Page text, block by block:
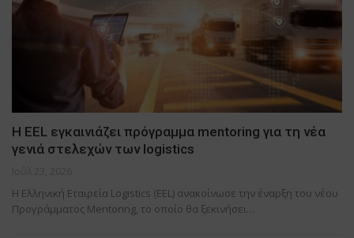
Η ΕΕL εγκαινιάζει πρόγραμμα mentoring για τη νέα
γενιά στελεχών των logistics
Η Ελληνική Εταιρεία Logistics (EEL) ανακοίνωσε την έναρξη του νέου
Προγράμματος Mentoring, το οποίο θα ξεκινήσει…